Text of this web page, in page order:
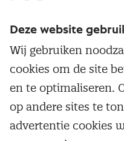
Service & contact
Over inkoop
Netwerk en
Aanmelden nieuwsbrief
Populaire thema's
Aanbesteden
Contractmanagement
Opleidingen en
Trainingen
Deze website
Wij gebruiken
cookies om de site
en te optimaliseren.
op andere sites te
advertentie cookies